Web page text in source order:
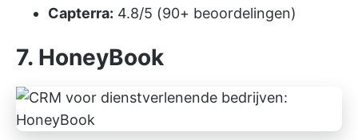
Capterra: 4.8/5 (90+ beoordelingen)
7. HoneyBook